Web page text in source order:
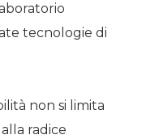
tecnologie di
non si limita
radice